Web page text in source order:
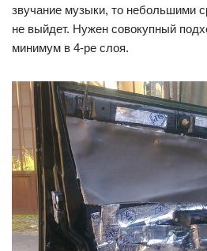
звучание музыки, то небольшими
не выйдет. Нужен совокупный
минимум в 4-ре слоя.